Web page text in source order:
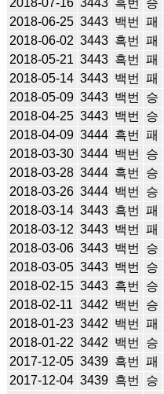
2018-06-25 3443 백번 패
2018-06-02 3443 흑번 패
2018-05-21 3443 흑번 패
2018-05-14 3443 백번 패
2018-05-09 3443 백번 승
2018-04-25 3443 백번 승
2018-04-09 3444 흑번 패
2018-03-30 3444 백번 승
2018-03-28 3444 흑번 승
2018-03-26 3444 백번 승
2018-03-14 3443 흑번 패
2018-03-12 3443 백번 패
2018-03-06 3443 백번 승
2018-03-05 3443 백번 승
2018-02-15 3443 흑번 승
2018-02-11 3442 백번 승
2018-01-23 3442 백번 패
2018-01-22 3442 백번 승
2017-12-05 3439 흑번 패
2017-12-04 3439 흑번 승